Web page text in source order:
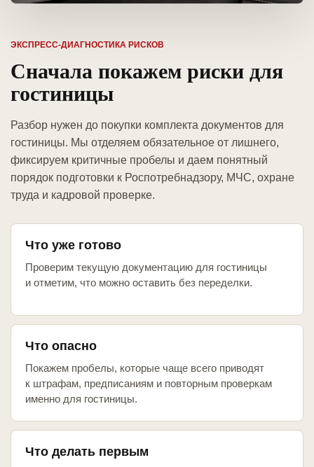
ЭКСПРЕСС-ДИАГНОСТИКА РИСКОВ
Сначала покажем риски для
гостиницы
Разбор нужен до покупки комплекта документов для
гостиницы. Мы отделяем обязательное от лишнего,
фиксируем критичные пробелы и даем понятный
порядок подготовки к Роспотребнадзору, МЧС, охране
труда и кадровой проверке.
Что уже готово
Проверим текущую документацию для гостиницы
и отметим, что можно оставить без переделки.
Что опасно
Покажем пробелы, которые чаще всего приводят
к штрафам, предписаниям и повторным проверкам
именно для гостиницы.
Что делать первым